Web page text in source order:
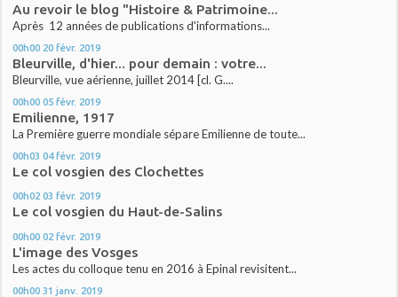
Au revoir le blog "Histoire & Patrimoine...
Après 12 années de publications d'informations...
00h00 20 févr. 2019
Bleurville, d'hier... pour demain : votre...
Bleurville, vue aérienne, juillet 2014 [cl. G....
00h00 05 févr. 2019
Emilienne, 1917
La Première guerre mondiale sépare Emilienne de toute...
00h03 04 févr. 2019
Le col vosgien des Clochettes
00h02 03 févr. 2019
Le col vosgien du Haut-de-Salins
00h00 02 févr. 2019
L'image des Vosges
Les actes du colloque tenu en 2016 à Epinal revisitent...
00h00 31 janv. 2019